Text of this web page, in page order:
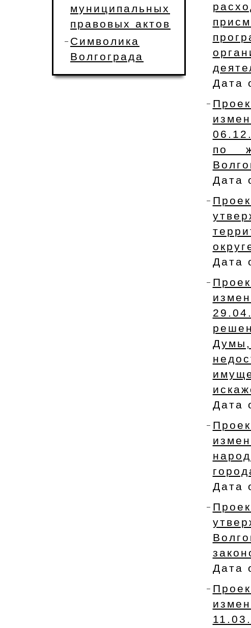
муниципальных
правовых актов
Символика
Волгограда
Дата
по
Дата
Дата
Думы,
Дата
Дата
Дата